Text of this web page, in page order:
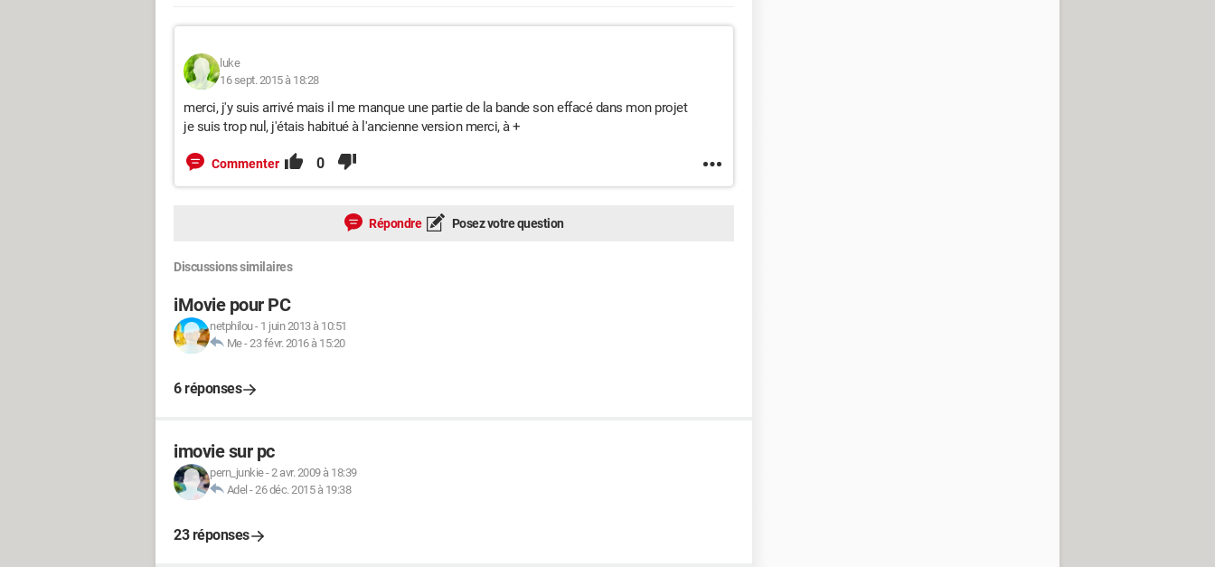
luke
16 sept. 2015 à 18:28
merci, j'y suis arrivé mais il me manque une partie de la bande son effacé dans mon projet
je suis trop nul, j'étais habitué à l'ancienne version merci, à +
Commenter 0
Répondre Posez votre question
Discussions similaires
iMovie pour PC
netphilou- 1 juin 2013 à 10:51
Me-23 févr. 2016 à 15:20
6 réponses
imovie sur pc
pern_junkie-2 avr. 2009 à 18:39
Adel -26 déc. 2015 à 19:38
23 réponses